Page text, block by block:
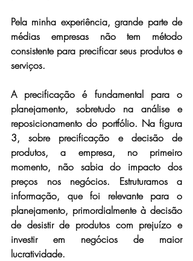
Pela minha experiência, grande parte de
médias empresas não tem método
consistente para precificar seus produtos e
serviços.
A precificação é fundamental para o
planejamento, sobretudo na análise e
reposicionamento do portfólio. Na figura
3, sobre precificação e decisão de
produtos, a empresa, no primeiro
momento, não sabia do impacto dos
preços nos negócios. Estruturamos a
informação, que foi relevante para o
planejamento, primordialmente à decisão
de desistir de produtos com prejuízo e
investir em negócios de maior
lucratividade.